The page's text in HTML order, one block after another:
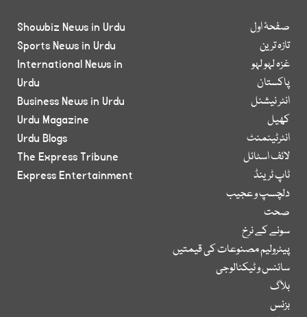
صفحۂ اول
تازہ ترین
غزہ لہو لہو
پاکستان
انٹر نیشنل
کھیل
انٹرٹینمنٹ
لائف اسٹائل
ٹاپ ٹرینڈ
دلچسپ و عجیب
صحت
سونے کے نرخ
پیٹرولیم مصنوعات کی قیمتیں
سائنس و ٹیکنالوجی
بلاگ
بزنس
Showbiz News in Urdu
Sports News in Urdu
International News in
Urdu
Business News in Urdu
Urdu Magazine
Urdu Blogs
The Express Tribune
Express Entertainment